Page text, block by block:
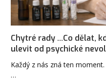
Chytré rady ...Co dělat,
ulevit od psychické
Každý z nás zná ten
…